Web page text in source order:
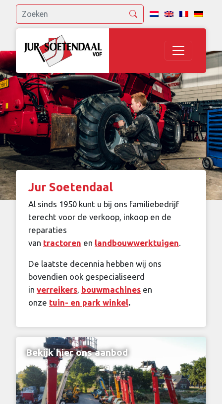
Jur Soetendaal
Al sinds 1950 kunt u bij ons familiebedrijf
terecht voor de verkoop, inkoop en de
reparaties
van tractoren en landbouwwerktuigen.
De laatste decennia hebben wij ons
bovendien ook gespecialiseerd
in verreikers, bouwmachines en
onze tuin- en park winkel.
Bekijk hier ons aanbod